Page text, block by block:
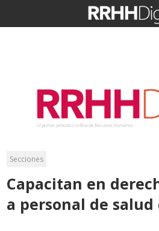
Secciones
Capacitan en
a personal de salud